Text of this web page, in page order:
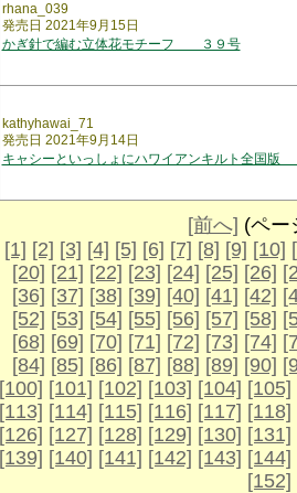
rhana_039
発売日 2021年9月15日
かぎ針で編む立体花モチーフ ３９号
kathyhawai_71
発売日 2021年9月14日
キャシーといっしょにハワイアンキルト全国版
[前へ] (ペ
[1] [2] [3] [4] [5] [6] [7] [8] [9] [10]
[20] [21] [22] [23] [24] [25] [26]
[36] [37] [38] [39] [40] [41] [42]
[52] [53] [54] [55] [56] [57] [58]
[68] [69] [70] [71] [72] [73] [74]
[84] [85] [86] [87] [88] [89] [90]
[100] [101] [102] [103] [104] [105]
[113] [114] [115] [116] [117] [118]
[126] [127] [128] [129] [130] [131]
[139] [140] [141] [142] [143] [144]
[152]